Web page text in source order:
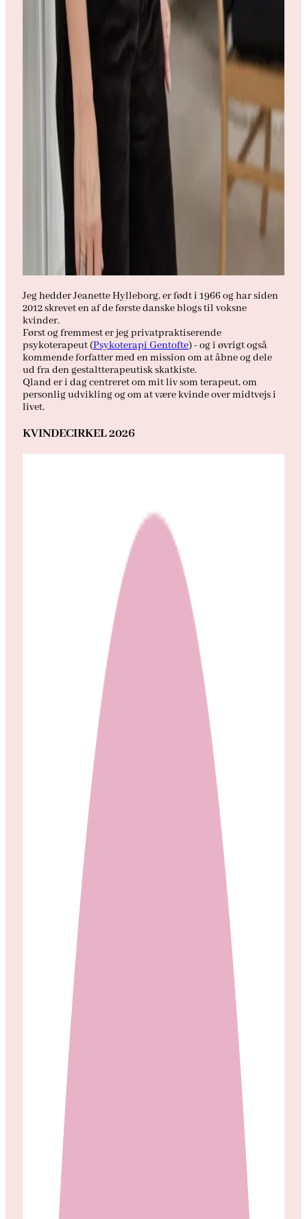
Jeg hedder Jeanette Hylleborg, er født i 1966 og har siden
2012 skrevet en af de første danske blogs til voksne
kvinder.
Først og fremmest er jeg privatpraktiserende
psykoterapeut (Psykoterapi Gentofte) - og i øvrigt også
kommende forfatter med en mission om at åbne og dele
ud fra den gestaltterapeutisk skatkiste.
Qland er i dag centreret om mit liv som terapeut, om
personlig udvikling og om at være kvinde over midtvejs i
livet.
KVINDECIRKEL 2026